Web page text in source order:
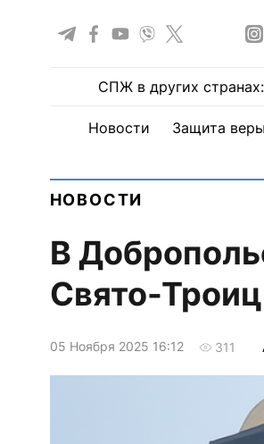
СПЖ в других странах:
Новости Защита веры
НОВОСТИ
В
Свято-
05 Ноября 2025 16:12 311